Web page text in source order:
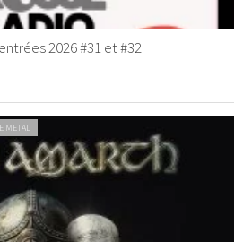
2026 #31 et #32
METAL